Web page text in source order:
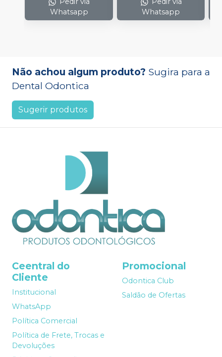
Whatsapp
Whatsapp
Não achou algum produto? Sugira para a
Dental Odontica
Sugerir produtos
Ceentral do
Cliente
Institucional
WhatsApp
Política Comercial
Política de Frete, Trocas e
Devoluções
Promocional
Odontica Club
Saldão de Ofertas